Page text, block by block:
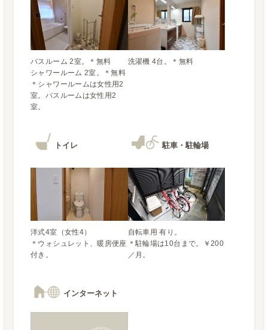
バスルーム 2室。＊無料
シャワールーム 2室。＊無料
＊シャワールームは女性用2
室。バスルームは女性用2
室。
トイレ
洋式4室（女性4）
＊ウォシュレット、暖房便座
付き。
駐車・駐輪場
自転車用 有り。
＊駐輪場は10台まで。￥200
／月。
インターネット